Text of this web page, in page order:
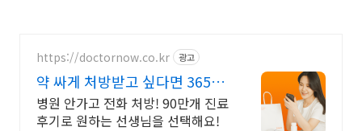
https://doctornow.co.kr 광고
약 싸게 처방받고 싶다면 365일
24시간 진료가능
병원 안가고 전화 처방! 90만개 진료
후기로 원하는 선생님을 선택해요!